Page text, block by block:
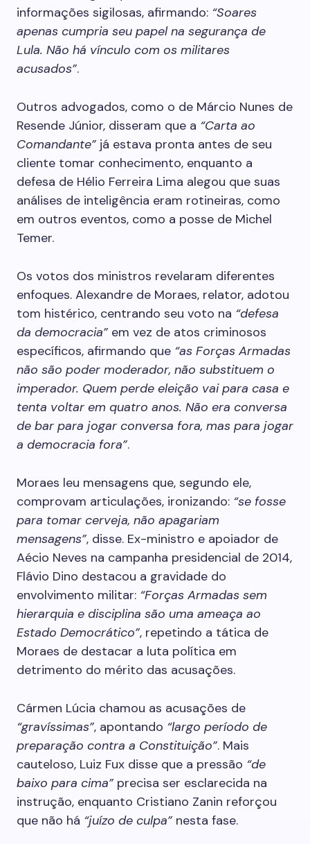
informações sigilosas, afirmando: “Soares
apenas cumpria seu papel na segurança de
Lula. Não há vínculo com os militares
acusados”.
Outros advogados, como o de Márcio Nunes de
Resende Júnior, disseram que a “Carta ao
Comandante” já estava pronta antes de seu
cliente tomar conhecimento, enquanto a
defesa de Hélio Ferreira Lima alegou que suas
análises de inteligência eram rotineiras, como
em outros eventos, como a posse de Michel
Temer.
Os votos dos ministros revelaram diferentes
enfoques. Alexandre de Moraes, relator, adotou
tom histérico, centrando seu voto na “defesa
da democracia” em vez de atos criminosos
específicos, afirmando que “as Forças Armadas
não são poder moderador, não substituem o
imperador. Quem perde eleição vai para casa e
tenta voltar em quatro anos. Não era conversa
de bar para jogar conversa fora, mas para jogar
a democracia fora”.
Moraes leu mensagens que, segundo ele,
comprovam articulações, ironizando: “se fosse
para tomar cerveja, não apagariam
mensagens”, disse. Ex-ministro e apoiador de
Aécio Neves na campanha presidencial de 2014,
Flávio Dino destacou a gravidade do
envolvimento militar: “Forças Armadas sem
hierarquia e disciplina são uma ameaça ao
Estado Democrático”, repetindo a tática de
Moraes de destacar a luta política em
detrimento do mérito das acusações.
Cármen Lúcia chamou as acusações de
“gravíssimas”, apontando “largo período de
preparação contra a Constituição”. Mais
cauteloso, Luiz Fux disse que a pressão “de
baixo para cima” precisa ser esclarecida na
instrução, enquanto Cristiano Zanin reforçou
que não há “juízo de culpa” nesta fase.